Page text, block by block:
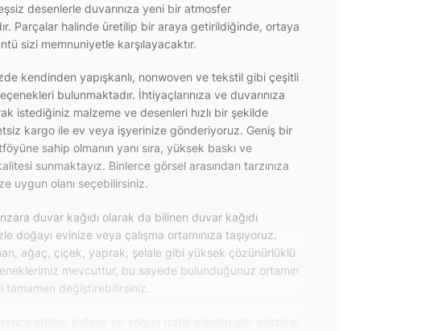
desenlerle duvarınıza yeni bir atmosfer
Parçalar halinde üretilip bir araya getirildiğinde, ortaya
sizi memnuniyetle karşılayacaktır.
kendinden yapışkanlı, nonwoven ve tekstil gibi çeşitli
bulunmaktadır. İhtiyaçlarınıza ve duvarınıza
istediğiniz malzeme ve desenleri hızlı bir şekilde
kargo ile ev veya işyerinize gönderiyoruz. Geniş bir
sahip olmanın yanı sıra, yüksek baskı ve
sunmaktayız. Binlerce görsel arasından tarzınıza
uygun olanı seçebilirsiniz.
duvar kağıdı olarak da bilinen duvar kağıdı
doğayı evinize veya çalışma ortamınıza taşıyoruz.
ağaç, çiçek, yaprak, şelale gibi yüksek çözünürlüklü
mevcuttur, bu sayede bulunduğunuz ortamın
tamamen değiştirebilirsiniz.